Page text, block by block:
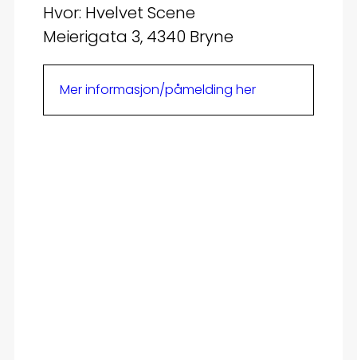
Hvor: Hvelvet Scene
Meierigata 3, 4340 Bryne
Mer informasjon/påmelding her